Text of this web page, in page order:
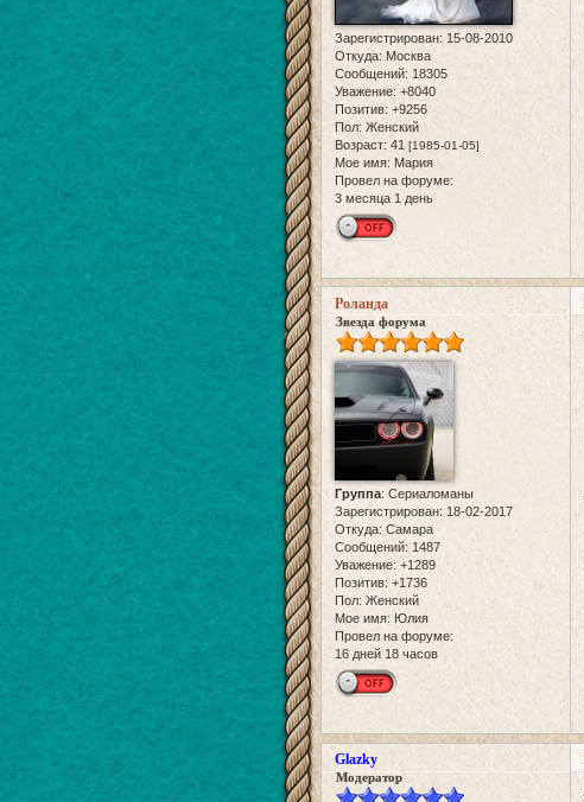
Зарегистрирован: 15-08-2010
Откуда: Москва
Сообщений: 18305
Уважение: +8040
Позитив: +9256
Пол: Женский
Возраст: 41 [1985-01-05]
Мое имя: Мария
Провел на форуме:
3 месяца 1 день
Роланда
Звезда форума
Группа: Сериаломаны
Зарегистрирован: 18-02-2017
Откуда: Самара
Сообщений: 1487
Уважение: +1289
Позитив: +1736
Пол: Женский
Мое имя: Юлия
Провел на форуме:
16 дней 18 часов
Glazky
Модератор